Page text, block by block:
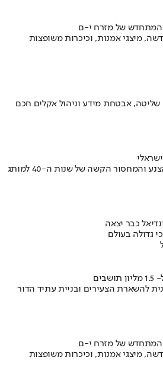
המתחדש של מזרח י-ם
מיצגי אמנות, וכיכרות משופצות
אבטחת מידע וניהול אקלים חכם
איך אסם הפכה את תקופת הצנע והמחסור הקשה של שנות ה-40 למותג
כבר יצאה
גדולה בעולם
להשארת הצעירים ובניית עתיד הדור
המתחדש של מזרח י-ם
מיצגי אמנות, וכיכרות משופצות